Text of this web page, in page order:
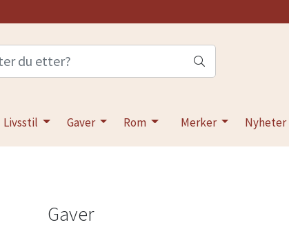
Livsstil Gaver Rom Merker Nyheter
Gaver